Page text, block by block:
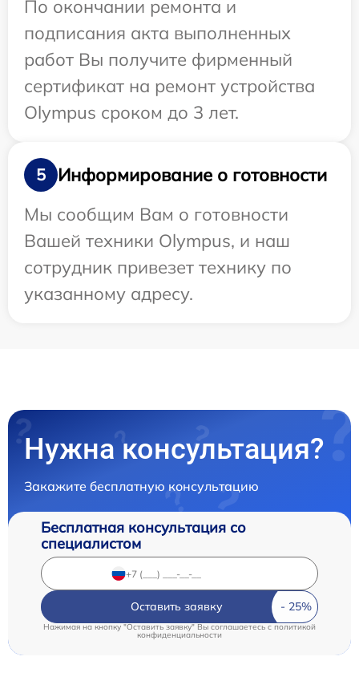
По окончании ремонта и
подписания акта выполненных
работ Вы получите фирменный
сертификат на ремонт устройства
Olympus сроком до 3 лет.
5
Информирование о готовности
Мы сообщим Вам о готовности
Вашей техники Olympus, и наш
сотрудник привезет технику по
указанному адресу.
Нужна консультация?
Закажите бесплатную консультацию
Бесплатная консультация со
специалистом
Оставить заявку
Нажимая на кнопку "Оставить заявку" Вы соглашаетесь c политикой
конфиденциальности